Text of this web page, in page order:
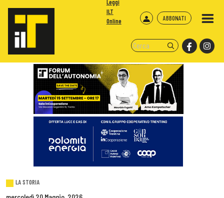
ABBONATI
Leggi
ILT
Online
LA STORIA